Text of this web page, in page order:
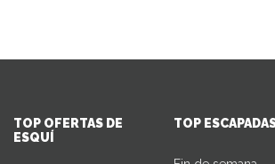
TOP OFERTAS DE
ESQUÍ
TOP